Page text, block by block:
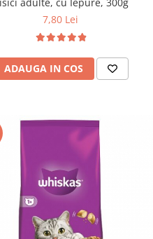
7,80 Lei
ADAUGA IN COS